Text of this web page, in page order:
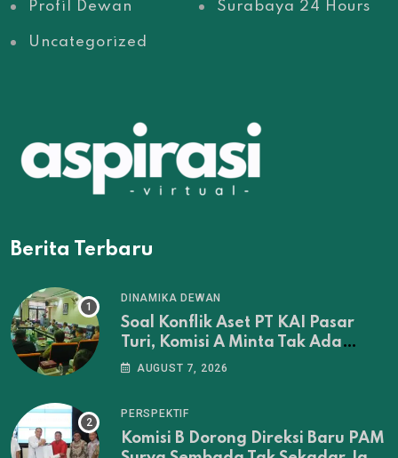
Profil Dewan Surabaya 24 Hours
Uncategorized
Berita Terbaru
DINAMIKA DEWAN
Soal Konflik Aset PT KAI Pasar
Turi, Komisi A Minta Tak Ada
Penertiban Sebelum Musyawarah
AUGUST 7, 2026
PERSPEKTIF
Komisi B Dorong Direksi Baru PAM